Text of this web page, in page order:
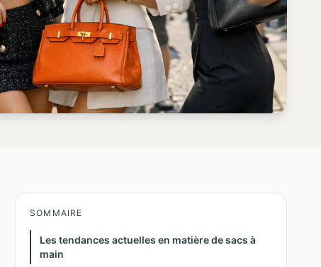
SOMMAIRE
Les tendances actuelles en matière de sacs à
main